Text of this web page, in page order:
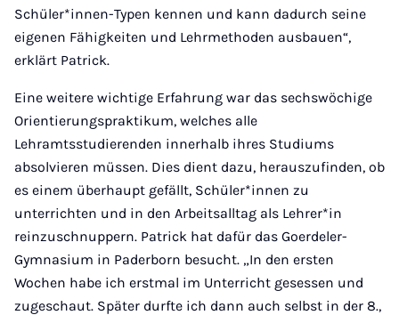
Schüler*innen-Typen kennen und kann dadurch seine
eigenen Fähigkeiten und Lehrmethoden ausbauen“,
erklärt Patrick.
Eine weitere wichtige Erfahrung war das sechswöchige
Orientierungspraktikum, welches alle
Lehramtsstudierenden innerhalb ihres Studiums
absolvieren müssen. Dies dient dazu, herauszufinden, ob
es einem überhaupt gefällt, Schüler*innen zu
unterrichten und in den Arbeitsalltag als Lehrer*in
reinzuschnuppern. Patrick hat dafür das Goerdeler-
Gymnasium in Paderborn besucht. „In den ersten
Wochen habe ich erstmal im Unterricht gesessen und
zugeschaut. Später durfte ich dann auch selbst in der 8.,